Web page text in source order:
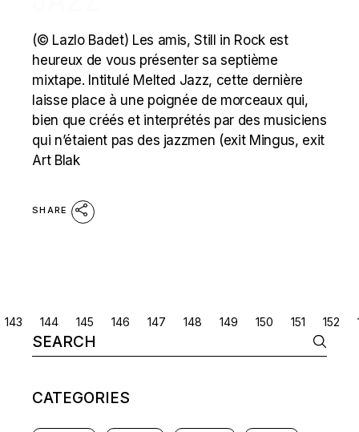
(© Lazlo Badet) Les amis, Still in Rock est
heureux de vous présenter sa septième
mixtape. Intitulé Melted Jazz, cette dernière
laisse place à une poignée de morceaux qui,
bien que créés et interprétés par des musiciens
qui n’étaient pas des jazzmen (exit Mingus, exit
Art Blak
SHARE
POSTS
NAVIGATION
143 144 145 146 147 148 149 150 151 152
Search
for:
CATEGORIES